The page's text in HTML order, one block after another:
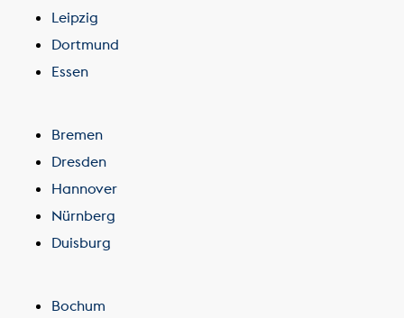
Leipzig
Dortmund
Essen
Bremen
Dresden
Hannover
Nürnberg
Duisburg
Bochum